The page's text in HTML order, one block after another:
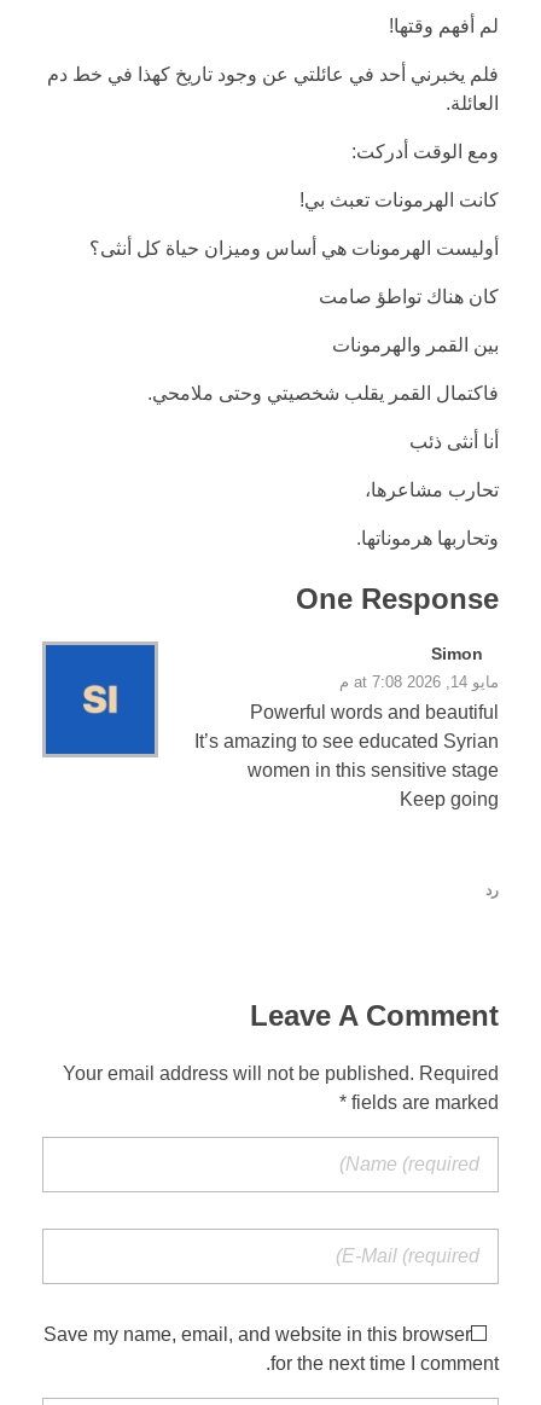
لم أفهم وقتها!
فلم يخبرني أحد في عائلتي عن وجود تاريخ كهذا في خط دم
العائلة.
ومع الوقت أدركت:
كانت الهرمونات تعبث بي!
أوليست الهرمونات هي أساس وميزان حياة كل أنثى؟
كان هناك تواطؤ صامت
بين القمر والهرمونات
فاكتمال القمر يقلب شخصيتي وحتى ملامحي.
أنا أنثى ذئب
تحارب مشاعرها،
وتحاربها هرموناتها.
One Response
Simon
مايو 14, 2026 at 7:08 م
Powerful words and beautiful
It’s amazing to see educated Syrian
women in this sensitive stage
Keep going
رد
Leave A Comment
Your email address will not be published. Required
fields are marked *
Save my name, email, and website in this browser
for the next time I comment.